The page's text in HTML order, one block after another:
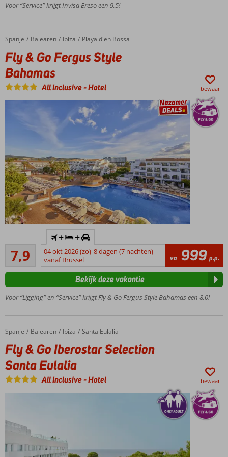
Activiteiten
en klein
Voor “Service” krijgt Invisa Ereso een 9,5!
Home
Spanje Balearen Ibiza Playa d'en Bossa
Fly & Go Fergus Style Bahamas
Fly & Go Fergus Style
Bahamas
All Inclusive-Hotel bewaar
All
Inclusive
genieten
Gezellige
accommodatie
Tuin met
palmbomen,
zonneterras
Moderne
kamers,
sommige
met
Direct aan
zandstrand
7,9
Goed
354
beoordelingen
+ +
04 okt 2026 (zo) 8 dagen (7 nachten)
vanaf Brussel
va 999 p.p.
Voor “Ligging” en “Service” krijgt Fly & Go Fergus Style Bahamas een 8,0!
Bekijk deze vakantie
Home
Spanje Balearen Ibiza Santa Eulalia
Fly & Go Iberostar Selection Santa Eulalia
Fly & Go Iberostar Selection
Santa Eulalia
All Inclusive-Hotel bewaar